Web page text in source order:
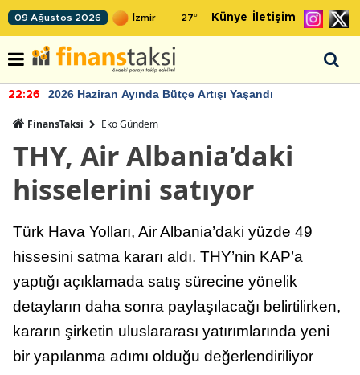
09 Ağustos 2026 27° Künye İletişim
22:26 2026 Haziran Ayında Bütçe Artışı Yaşandı
FinansTaksi Eko Gündem
THY, Air Albania’daki
hisselerini satıyor
Türk Hava Yolları, Air Albania’daki yüzde 49
hissesini satma kararı aldı. THY’nin KAP’a
yaptığı açıklamada satış sürecine yönelik
detayların daha sonra paylaşılacağı belirtilirken,
kararın şirketin uluslararası yatırımlarında yeni
bir yapılanma adımı olduğu değerlendiriliyor